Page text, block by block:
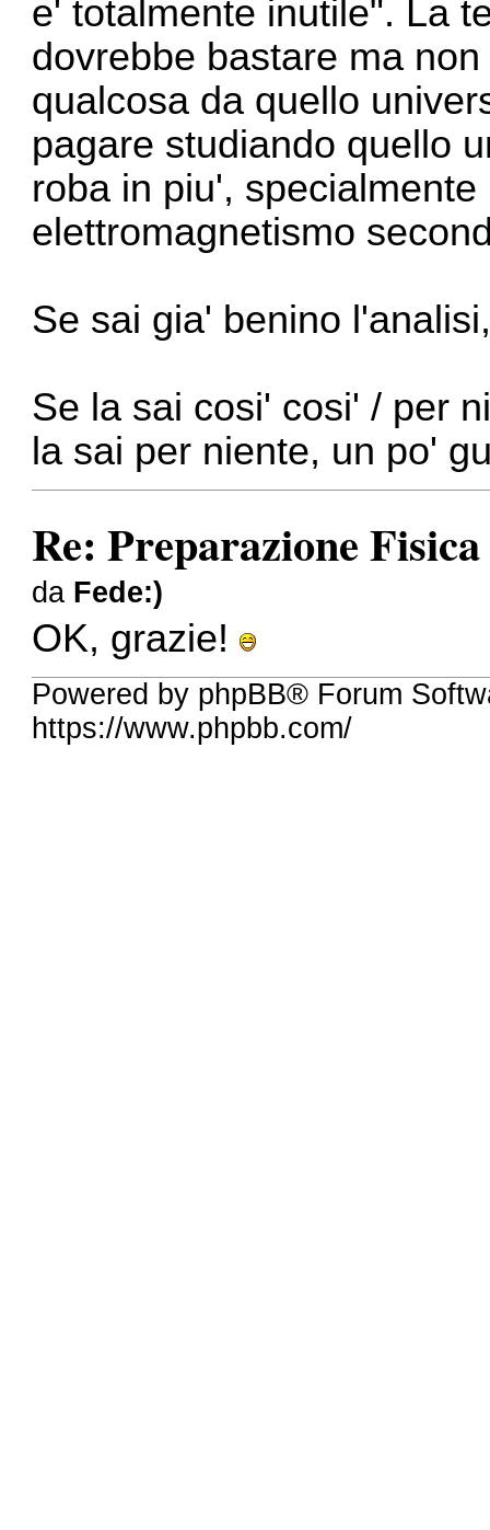
e' totalmente inutile". La
dovrebbe bastare ma
qualcosa da quello
pagare studiando quello
roba in piu',
elettromagnetismo
Se sai gia' benino
Se la sai cosi' cosi' / per
la sai per niente, un po'
Re: Preparazione Fisica
da Fede:)
OK, grazie!
Powered by phpBB® Forum
https://www.phpbb.com/